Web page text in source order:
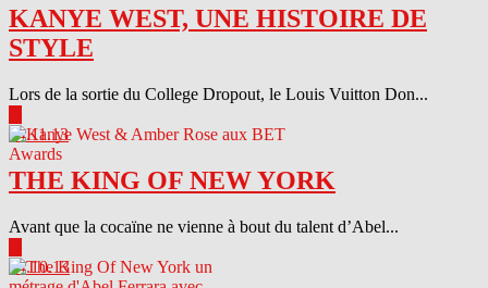
KANYE WEST, UNE HISTOIRE DE
STYLE
Lors de la sortie du College Dropout, le Louis Vuitton Don...
04.11.13
THE KING OF NEW YORK
Avant que la cocaïne ne vienne à bout du talent d’Abel...
04.10.13